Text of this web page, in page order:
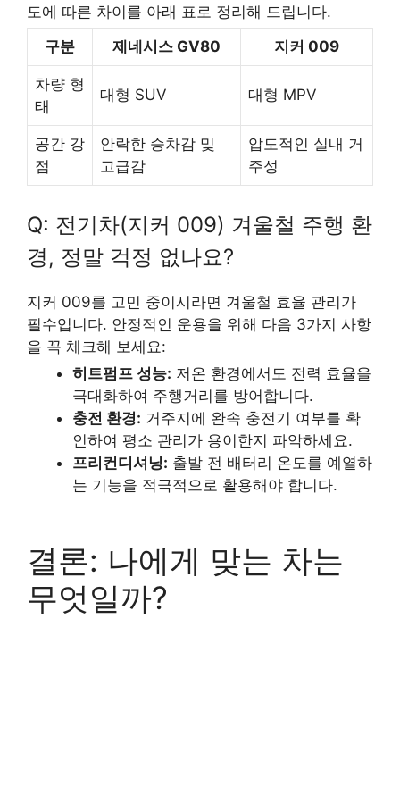
도에 따른 차이를 아래 표로 정리해 드립니다.
구분
제네시스 GV80 지커 009
차량 형
태
대형 SUV 대형 MPV
공간 강
점
안락한 승차감 및
고급감
압도적인 실내 거
주성
Q: 전기차(지커 009) 겨울철 주행 환
경, 정말 걱정 없나요?
지커 009를 고민 중이시라면 겨울철 효율 관리가
필수입니다. 안정적인 운용을 위해 다음 3가지 사항
을 꼭 체크해 보세요:
히트펌프 성능: 저온 환경에서도 전력 효율을
극대화하여 주행거리를 방어합니다.
충전 환경: 거주지에 완속 충전기 여부를 확
인하여 평소 관리가 용이한지 파악하세요.
프리컨디셔닝: 출발 전 배터리 온도를 예열하
는 기능을 적극적으로 활용해야 합니다.
결론: 나에게 맞는 차는
무엇일까?